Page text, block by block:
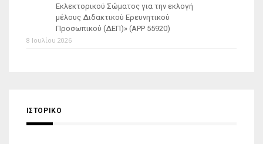
Εκλεκτορικού Σώματος για την εκλογή
μέλους Διδακτικού Ερευνητικού
Προσωπικού (ΔΕΠ)» (APP 55920)
8 Ιουλίου 2026
ΙΣΤΟΡΙΚΌ